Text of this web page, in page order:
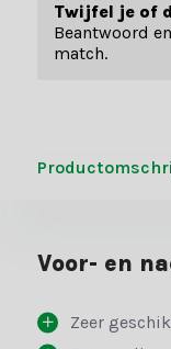
Twijfel je of
Beantwoord
match.
Voor- en
Zeer